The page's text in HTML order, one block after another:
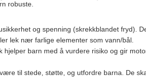
robuste.
og spenning (skrekkblandet fryd).
lek nær farlige elementer som vann/bål.
hjelper barn med å vurdere risiko og gir
til stede, støtte, og utfordre barna. De